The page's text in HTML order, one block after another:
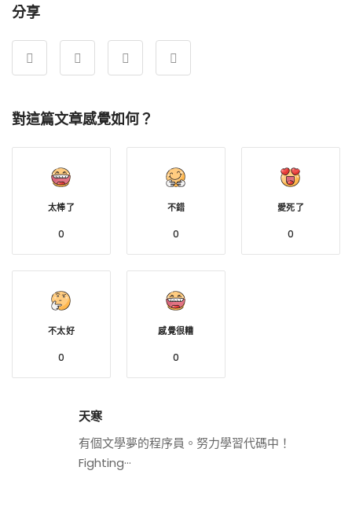
分享
對這篇文章感覺如何？
太棒了
0
不錯
0
愛死了
0
不太好
0
感覺很糟
0
天寒
有個文學夢的程序員。努力學習代碼中！
Fighting···